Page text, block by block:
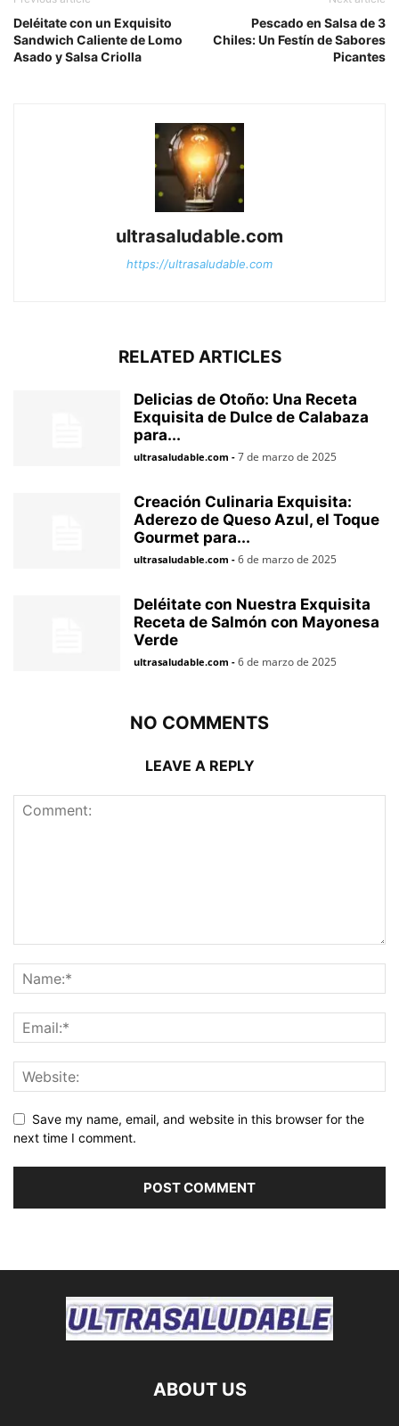
Deléitate con un Exquisito
Sandwich Caliente de Lomo
Asado y Salsa Criolla
Pescado en Salsa de 3
Chiles: Un Festín de Sabores
Picantes
ultrasaludable.com
https://ultrasaludable.com
RELATED ARTICLES
Delicias de Otoño: Una Receta
Exquisita de Dulce de Calabaza
para...
ultrasaludable.com - 7 de marzo de 2025
Creación Culinaria Exquisita:
Aderezo de Queso Azul, el Toque
Gourmet para...
ultrasaludable.com - 6 de marzo de 2025
Deléitate con Nuestra Exquisita
Receta de Salmón con Mayonesa
Verde
ultrasaludable.com - 6 de marzo de 2025
NO COMMENTS
LEAVE A REPLY
Save my name, email, and website in this browser for the
next time I comment.
ABOUT US